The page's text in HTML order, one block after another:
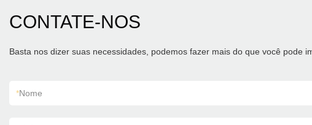
CONTATE-NOS
Basta nos dizer suas necessidades, podemos fazer mais do que você pode
*Nome